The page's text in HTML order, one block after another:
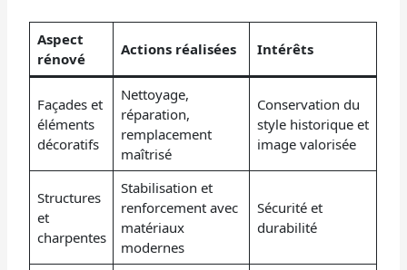
Aspect
rénové
Actions réalisées Intérêts
Façades et
éléments
décoratifs
Nettoyage,
réparation,
remplacement
maîtrisé
Conservation du
style historique et
image valorisée
Structures
et
charpentes
Stabilisation et
renforcement avec
matériaux
modernes
Sécurité et
durabilité